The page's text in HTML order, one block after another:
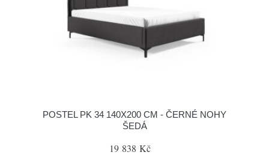
POSTEL PK 34 140X200 CM - ČERNÉ NOHY
ŠEDÁ
19 838 Kč